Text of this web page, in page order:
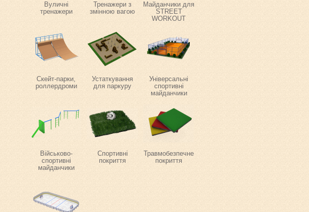
Вуличні
тренажери
Тренажери з
змінною вагою
Майданчики для
STREET
WORKOUT
Скейт-парки,
роллердроми
Устаткування
для паркуру
Універсальні
спортивні
майданчики
Військово-
спортивні
майданчики
Спортивні
покриття
Травмобезпечне
покриття